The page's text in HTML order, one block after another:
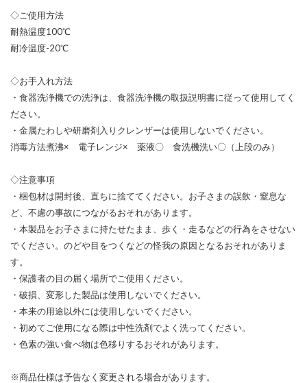
◇ご使用方法
耐熱温度100℃
耐冷温度-20℃
◇お手入れ方法
・食器洗浄機での洗浄は、食器洗浄機の取扱説明書に従って使用してく
ださい。
・金属たわしや研磨剤入りクレンザーは使用しないでください。
消毒方法煮沸× 電子レンジ× 薬液〇 食洗機洗い〇（上段のみ）
◇注意事項
・梱包材は開封後、直ちに捨ててください。お子さまの誤飲・窒息な
ど、不慮の事故につながるおそれがあります。
・本製品をお子さまに持たせたまま、歩く・走るなどの行為をさせない
でください。のどや目をつくなどの怪我の原因となるおそれがありま
す。
・保護者の目の届く場所でご使用ください。
・破損、変形した製品は使用しないでください。
・本来の用途以外には使用しないでください。
・初めてご使用になる際は中性洗剤でよく洗ってください。
・色素の強い食べ物は色移りするおそれがあります。
※商品仕様は予告なく変更される場合があります。